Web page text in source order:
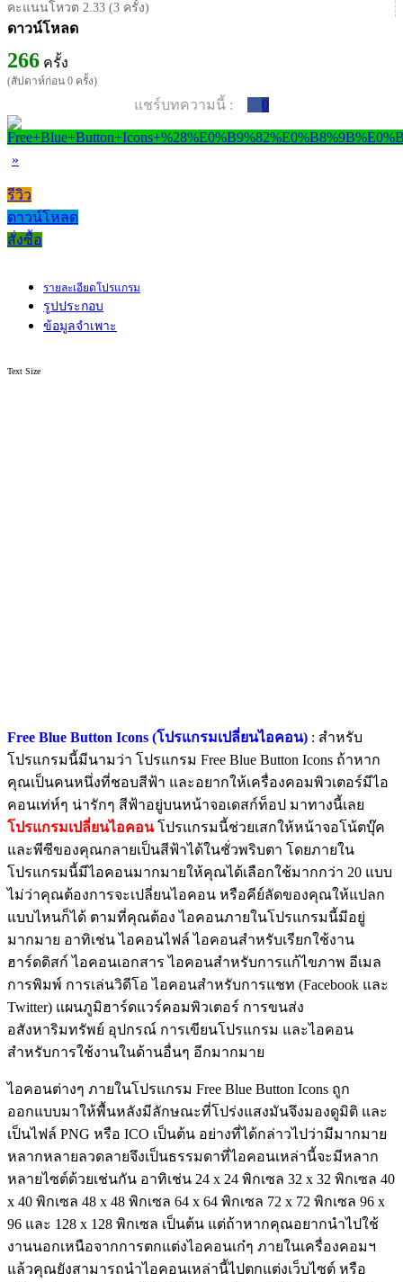
คะแนนโหวต 2.33 (3 ครั้ง)
ดาวน์โหลด
266 ครั้ง
(สัปดาห์ก่อน 0 ครั้ง)
แชร์บทความนี้ : 0
»
รีวิว
ดาวน์โหลด
สั่งซื้อ
รายละเอียดโปรแกรม
รูปประกอบ
ข้อมูลจำเพาะ
Text Size
Free Blue Button Icons (โปรแกรมเปลี่ยนไอคอน) : สำหรับ
โปรแกรมนี้มีนามว่า โปรแกรม Free Blue Button Icons ถ้าหาก
คุณเป็นคนหนึ่งที่ชอบสีฟ้า และอยากให้เครื่องคอมพิวเตอร์มีไอ
คอนเท่ห์ๆ น่ารักๆ สีฟ้าอยู่บนหน้าจอเดสก์ท็อป มาทางนี้เลย
โปรแกรมเปลี่ยนไอคอนโปรแกรมนี้ช่วยเสกให้หน้าจอโน้ตบุ๊ค
และพีซีของคุณกลายเป็นสีฟ้าได้ในชั่วพริบตา โดยภายใน
โปรแกรมนี้มีไอคอนมากมายให้คุณได้เลือกใช้มากกว่า 20 แบบ
ไม่ว่าคุณต้องการจะเปลี่ยนไอคอน หรือคีย์ลัดของคุณให้แปลก
แบบไหนก็ได้ ตามที่คุณต้อง ไอคอนภายในโปรแกรมนี้มีอยู่
มากมาย อาทิเช่น ไอคอนไฟล์ ไอคอนสำหรับเรียกใช้งาน
ฮาร์ดดิสก์ ไอคอนเอกสาร ไอคอนสำหรับการแก้ไขภาพ อีเมล
การพิมพ์ การเล่นวิดีโอ ไอคอนสำหรับการแชท (Facebook และ
Twitter) แผนภูมิฮาร์ดแวร์คอมพิวเตอร์ การขนส่ง
อสังหาริมทรัพย์ อุปกรณ์ การเขียนโปรแกรม และไอคอน
สำหรับการใช้งานในด้านอื่นๆ อีกมากมาย
ไอคอนต่างๆ ภายในโปรแกรม Free Blue Button Icons ถูก
ออกแบบมาให้พื้นหลังมีลักษณะที่โปร่งแสงมันจึงมองดูมิติ และ
เป็นไฟล์ PNG หรือ ICO เป็นต้น อย่างที่ได้กล่าวไปว่ามีมากมาย
หลากหลายลวดลายจึงเป็นธรรมดาที่ไอคอนเหล่านี้จะมีหลาก
หลายไซต์ด้วยเช่นกัน อาทิเช่น 24 x 24 พิกเซล 32 x 32 พิกเซล 40
x 40 พิกเซล 48 x 48 พิกเซล 64 x 64 พิกเซล 72 x 72 พิกเซล 96 x
96 และ 128 x 128 พิกเซล เป็นต้น แต่ถ้าหากคุณอยากนำไปใช้
งานนอกเหนือจากการตกแต่งไอคอนเก๋ๆ ภายในเครื่องคอมฯ
แล้วคุณยังสามารถนำไอคอนเหล่านี้ไปตกแต่งเว็บไซต์ หรือ